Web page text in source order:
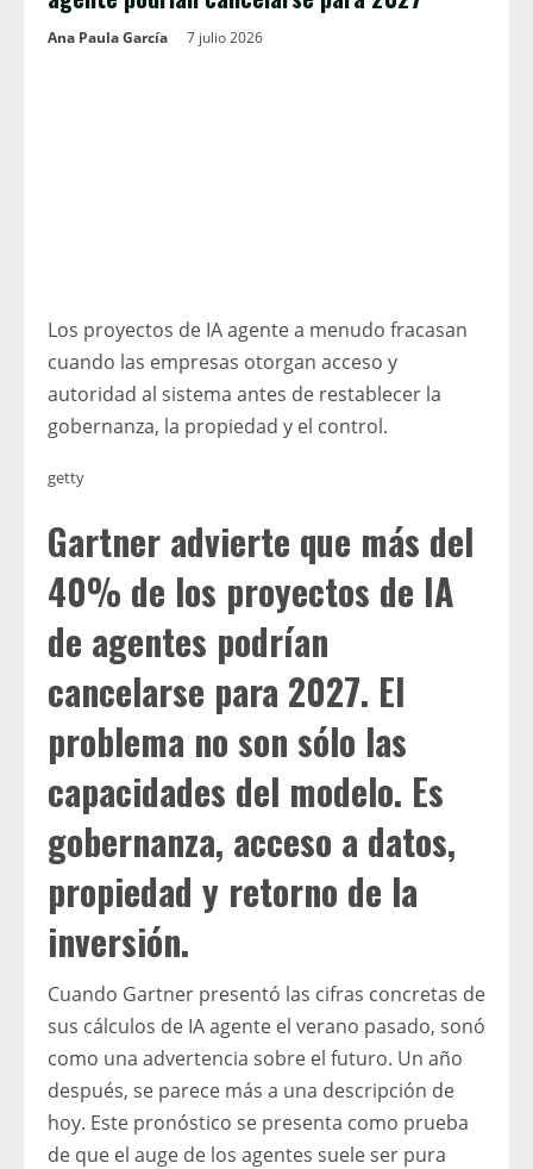
Ana Paula García 7 julio 2026
Los proyectos de IA agente a menudo fracasan
cuando las empresas otorgan acceso y
autoridad al sistema antes de restablecer la
gobernanza, la propiedad y el control.
getty
Gartner advierte que más del
40% de los proyectos de IA
de agentes podrían
cancelarse para 2027. El
problema no son sólo las
capacidades del modelo. Es
gobernanza, acceso a datos,
propiedad y retorno de la
inversión.
Cuando Gartner presentó las cifras concretas de
sus cálculos de IA agente el verano pasado, sonó
como una advertencia sobre el futuro. Un año
después, se parece más a una descripción de
hoy. Este pronóstico se presenta como prueba
de que el auge de los agentes suele ser pura